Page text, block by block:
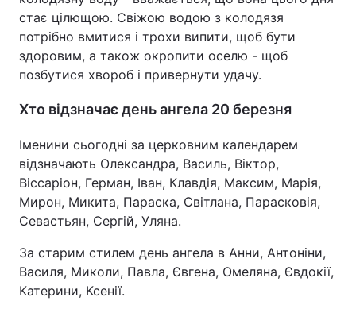
стає цілющою. Свіжою водою з колодязя
потрібно вмитися і трохи випити, щоб бути
здоровим, а також окропити оселю - щоб
позбутися хвороб і привернути удачу.
Хто відзначає день ангела 20 березня
Іменини сьогодні за церковним календарем
відзначають Олександра, Василь, Віктор,
Віссаріон, Герман, Іван, Клавдія, Максим, Марія,
Мирон, Микита, Параска, Світлана, Парасковія,
Севастьян, Сергій, Уляна.
За старим стилем день ангела в Анни, Антоніни,
Василя, Миколи, Павла, Євгена, Омеляна, Євдокії,
Катерини, Ксенії.